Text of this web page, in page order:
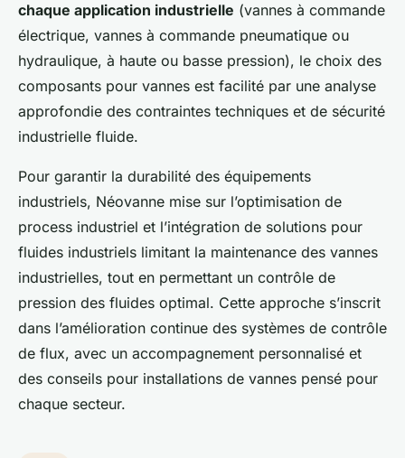
chaque application industrielle (vannes à commande
électrique, vannes à commande pneumatique ou
hydraulique, à haute ou basse pression), le choix des
composants pour vannes est facilité par une analyse
approfondie des contraintes techniques et de sécurité
industrielle fluide.
Pour garantir la durabilité des équipements
industriels, Néovanne mise sur l’optimisation de
process industriel et l’intégration de solutions pour
fluides industriels limitant la maintenance des vannes
industrielles, tout en permettant un contrôle de
pression des fluides optimal. Cette approche s’inscrit
dans l’amélioration continue des systèmes de contrôle
de flux, avec un accompagnement personnalisé et
des conseils pour installations de vannes pensé pour
chaque secteur.